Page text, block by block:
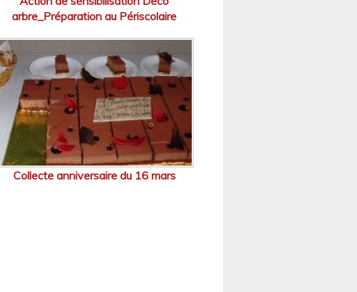
arbre_Préparation au Périscolaire
Collecte anniversaire du 16 mars